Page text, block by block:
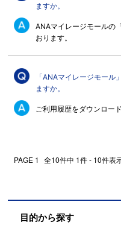
ますか。
ANAマイレージモールの
おります。
「ANAマイレージモー
ますか。
ご利用履歴をダウンロー
PAGE 1 全10件中 1件 - 10件表
目的から探す
マイル積算
ログイン
ご利用履歴
その他